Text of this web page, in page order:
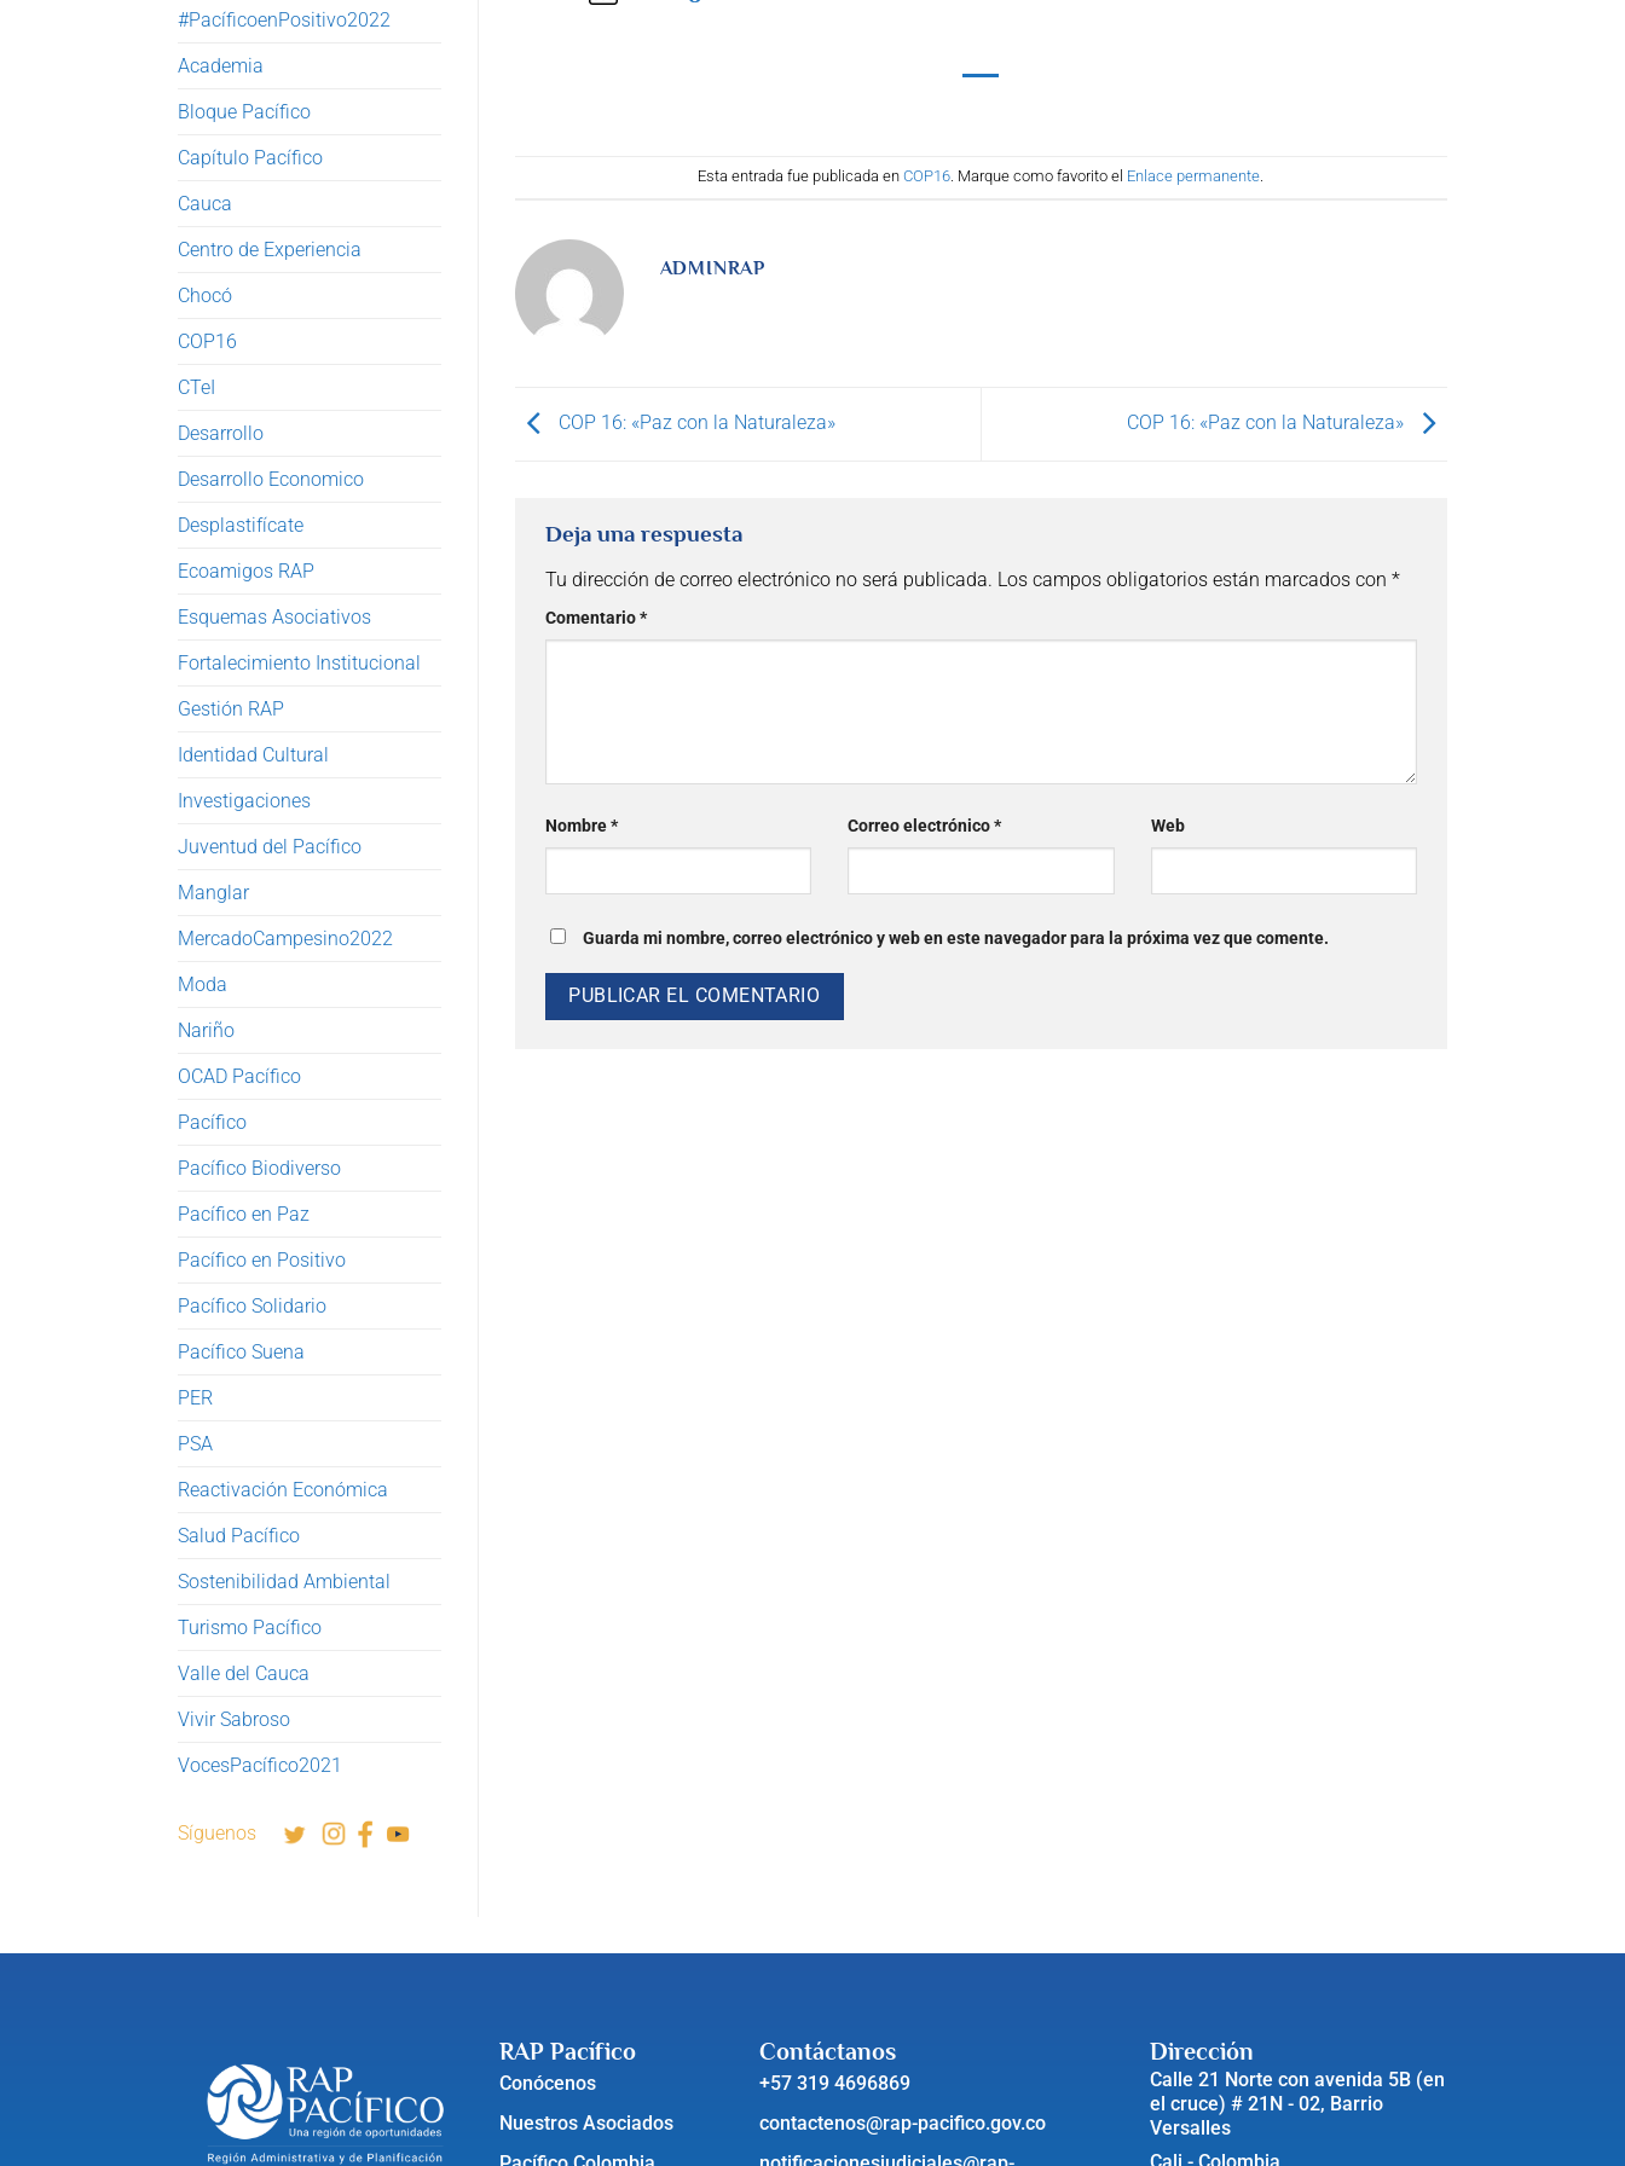
#PacíficoenPositivo2022
Academia
Bloque Pacífico
Capítulo Pacífico
Cauca
Centro de Experiencia
Chocó
COP16
CTeI
Desarrollo
Desarrollo Economico
Desplastifícate
Ecoamigos RAP
Esquemas Asociativos
Fortalecimiento Institucional
Gestión RAP
Identidad Cultural
Investigaciones
Juventud del Pacífico
Manglar
MercadoCampesino2022
Moda
Nariño
OCAD Pacífico
Pacífico
Pacífico Biodiverso
Pacífico en Paz
Pacífico en Positivo
Pacífico Solidario
Pacífico Suena
PER
PSA
Reactivación Económica
Salud Pacífico
Sostenibilidad Ambiental
Turismo Pacífico
Valle del Cauca
Vivir Sabroso
VocesPacífico2021
Síguenos
Esta entrada fue publicada enCOP16. Marque como favorito el Enlace permanente.
ADMINRAP
COP 16: «Paz con la Naturaleza» COP 16: «Paz con la Naturaleza»
Deja una respuesta
Tu dirección de correo electrónico no será publicada. Los campos obligatorios están marcados con *
Comentario*
Nombre* Correo electrónico* Web
Guarda mi nombre, correo electrónico y web en este navegador para la próxima vez que comente.
RAP Pacífico
Conócenos
Nuestros Asociados
Contáctanos
+57 319 4696869
contactenos@rap-pacifico.gov.co
Dirección
Calle 21 Norte con avenida 5B (en
el cruce) # 21N - 02, Barrio
Versalles